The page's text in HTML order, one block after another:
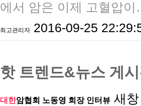
에서 암은 이제 고혈압
최고관리자 2016-09-25
핫 트렌드&뉴스 게
대한암협회 노동영 회장 인터뷰 새창